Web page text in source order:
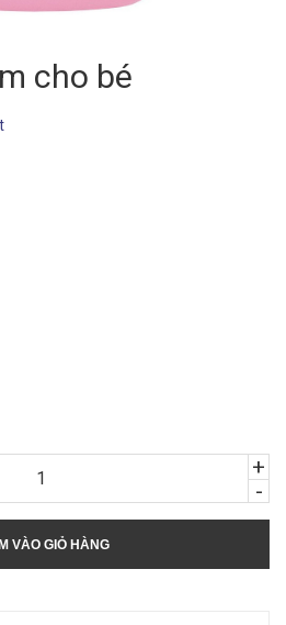
cho bé
-
+
VÀO GIỎ HÀNG